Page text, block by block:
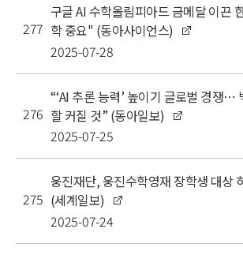
277
구글 AI 수학올림피아드 금메달 이끈
학 중요" (동아사이언스)
2025-07-28
276
“‘AI 추론 능력’ 높이기 글로벌 경쟁…
할 커질 것” (동아일보)
2025-07-25
275
웅진재단, 웅진수학영재 장학생 대상
(세계일보)
2025-07-24